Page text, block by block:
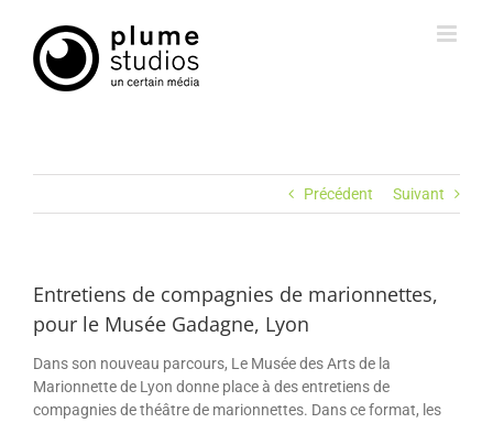
contenu
Précédent Suivant
Entretiens de compagnies de marionnettes,
pour le Musée Gadagne, Lyon
Dans son nouveau parcours, Le Musée des Arts de la
Marionnette de Lyon donne place à des entretiens de
compagnies de théâtre de marionnettes. Dans ce format, les